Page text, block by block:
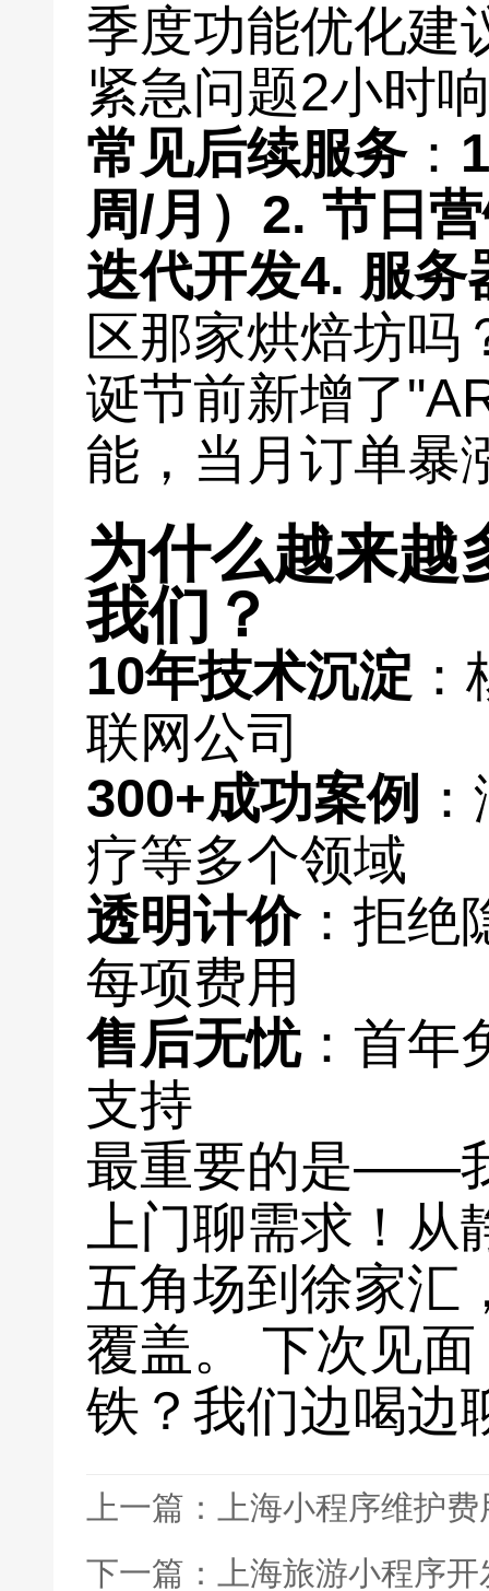
季度功能优化建
紧急问题2小时
常见后续服务：
周/月） 2. 节日
迭代开发4. 服务
区那家烘焙坊吗
诞节前新增了
能，当月订单暴
为什么越来越
我们？
10年技术沉淀
联网公司
300+成功案例
疗等多个领域
透明计价：拒绝
每项费用
售后无忧：首年
支持
最重要的是——
上门聊需求！
五角场到徐家汇
覆盖。 下次见
铁？我们边喝边
上一篇：上海小程序维护
下一篇：上海旅游小程序